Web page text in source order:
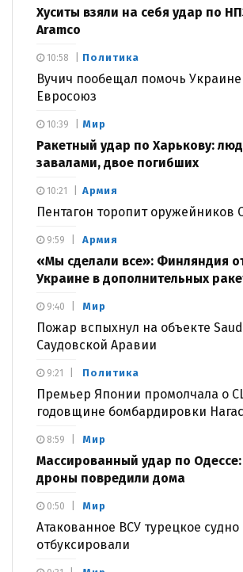
Хуситы взяли на себя удар по
Aramco
Политика
Вучич пообещал помочь Украине
Евросоюз
10:58
Мир
Ракетный удар по Харькову:
завалами, двое погибших
10:39
Армия
Пентагон торопит оружейников
10:21
Армия
«Мы сделали все»: Финляндия
Украине в дополнительных
9:59
Мир
Пожар вспыхнул на объекте
Саудовской Аравии
9:40
Политика
Премьер Японии промолчала о
годовщине бомбардировки
9:21
Мир
Массированный удар по
дроны повредили дома
8:59
Мир
Атакованное ВСУ турецкое судно
отбуксировали
0:50